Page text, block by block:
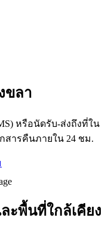
ขลา
หรือนัดรับ-ส่งถึงที่ใน
สารคืนภายใน 24 ชม.
ะพื้นที่ใกล้เคียง